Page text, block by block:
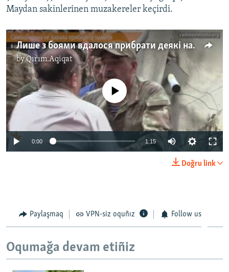
Maydan sakinlerinen muzakereler keçirdi.
Лише з боями вдалося прибрати деякі намети на Майдані
byQırım.Aqiqat
No media source currently available
0:00 1:15
Doğru link
Paylaşmaq VPN-siz oquñız Follow us
Oqumağa devam etiñiz